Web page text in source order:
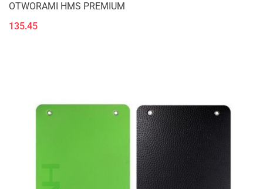
OTWORAMI HMS PREMIUM
135.45